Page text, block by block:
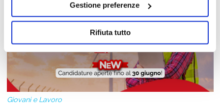
Gestione preferenze
Rifiuta tutto
Giovani e Lavoro